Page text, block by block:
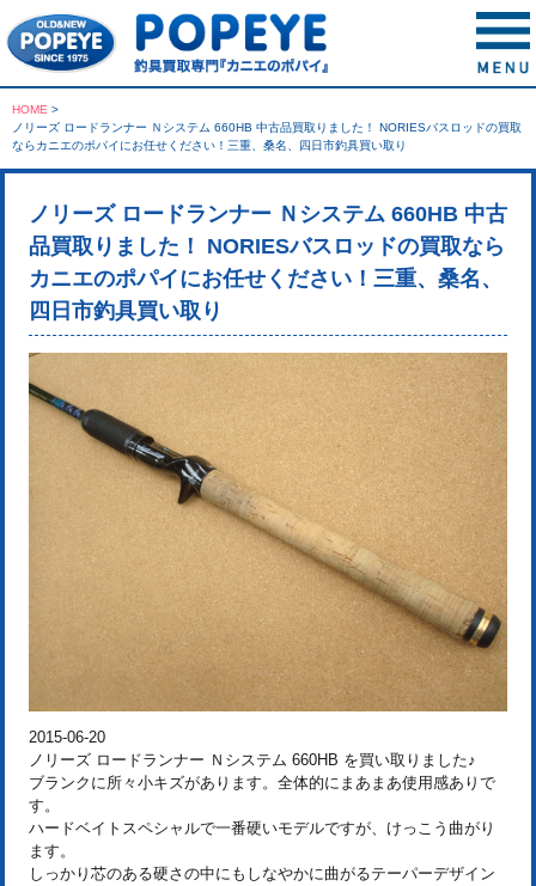
HOME >
ノリーズ ロードランナー Ｎシステム 660HB 中古品買取りました！ NORIESバスロッドの買取
ならカニエのポパイにお任せください！三重、桑名、四日市釣具買い取り
ノリーズ ロードランナー Ｎシステム 660HB 中古
品買取りました！ NORIESバスロッドの買取なら
カニエのポパイにお任せください！三重、桑名、
四日市釣具買い取り
2015-06-20
ノリーズ ロードランナー Ｎシステム 660HB を買い取りました♪
ブランクに所々小キズがあります。全体的にまあまあ使用感ありで
す。
ハードベイトスペシャルで一番硬いモデルですが、けっこう曲がり
ます。
しっかり芯のある硬さの中にもしなやかに曲がるテーパーデザイン